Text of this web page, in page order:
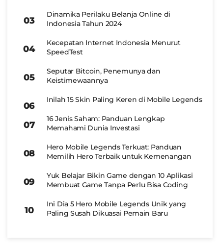
Dinamika Perilaku Belanja Online di
Indonesia Tahun 2024
Kecepatan Internet Indonesia Menurut
SpeedTest
Seputar Bitcoin, Penemunya dan
Keistimewaannya
Inilah 15 Skin Paling Keren di Mobile Legends
16 Jenis Saham: Panduan Lengkap
Memahami Dunia Investasi
Hero Mobile Legends Terkuat: Panduan
Memilih Hero Terbaik untuk Kemenangan
Yuk Belajar Bikin Game dengan 10 Aplikasi
Membuat Game Tanpa Perlu Bisa Coding
Ini Dia 5 Hero Mobile Legends Unik yang
Paling Susah Dikuasai Pemain Baru